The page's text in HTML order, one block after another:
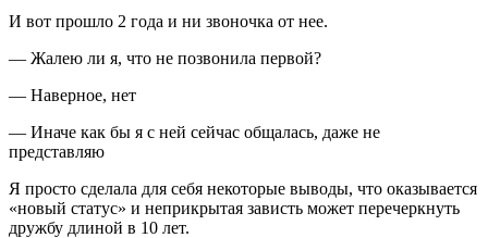
И вот прошло 2 года и ни звоночка от нее.
— Жалею ли я, что не позвонила первой?
— Наверное, нет
— Иначе как бы я с ней сейчас общалась, даже не
представляю
Я просто сделала для себя некоторые выводы, что оказывается
«новый статус» и неприкрытая зависть может перечеркнуть
дружбу длиной в 10 лет.